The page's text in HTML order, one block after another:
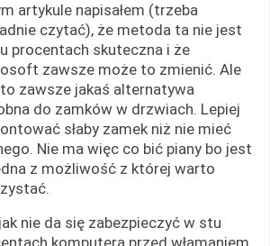
artykule napisałem (trzeba
czytać), że metoda ta nie jest
procentach skuteczna i że
zawsze może to zmienić. Ale
zawsze jakaś alternatywa
do zamków w drzwiach. Lepiej
słaby zamek niż nie mieć
Nie ma więc co bić piany bo jest
z możliwość z której warto
nie da się zabezpieczyć w stu